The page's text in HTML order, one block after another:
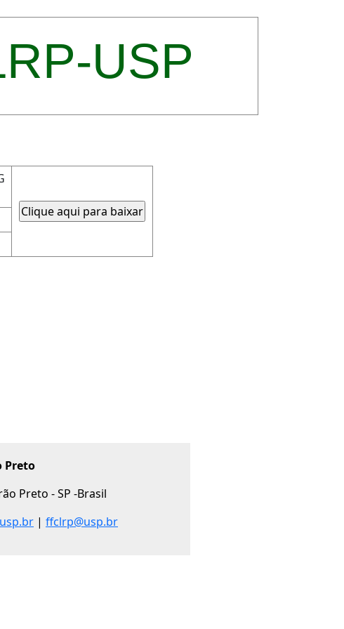
USP
Preto
Preto - SP -Brasil
| ffclrp@usp.br